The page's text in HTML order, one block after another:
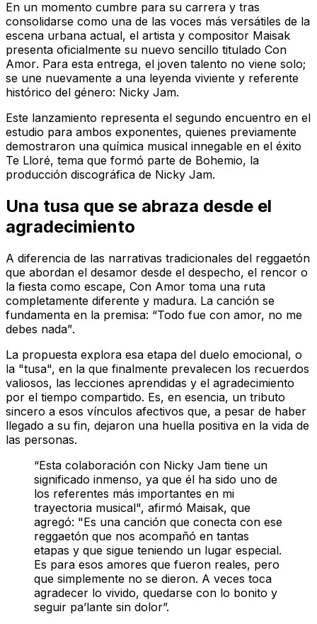
En un momento cumbre para su carrera y tras
consolidarse como una de las voces más versátiles de la
escena urbana actual, el artista y compositor Maisak
presenta oficialmente su nuevo sencillo titulado Con
Amor. Para esta entrega, el joven talento no viene solo;
se une nuevamente a una leyenda viviente y referente
histórico del género: Nicky Jam.
Este lanzamiento representa el segundo encuentro en el
estudio para ambos exponentes, quienes previamente
demostraron una química musical innegable en el éxito
Te Lloré, tema que formó parte de Bohemio, la
producción discográfica de Nicky Jam.
Una tusa que se abraza desde el
agradecimiento
A diferencia de las narrativas tradicionales del reggaetón
que abordan el desamor desde el despecho, el rencor o
la fiesta como escape, Con Amor toma una ruta
completamente diferente y madura. La canción se
fundamenta en la premisa: “Todo fue con amor, no me
debes nada”.
La propuesta explora esa etapa del duelo emocional, o
la "tusa", en la que finalmente prevalecen los recuerdos
valiosos, las lecciones aprendidas y el agradecimiento
por el tiempo compartido. Es, en esencia, un tributo
sincero a esos vínculos afectivos que, a pesar de haber
llegado a su fin, dejaron una huella positiva en la vida de
las personas.
“Esta colaboración con Nicky Jam tiene un
significado inmenso, ya que él ha sido uno de
los referentes más importantes en mi
trayectoria musical", afirmó Maisak, que
agregó: "Es una canción que conecta con ese
reggaetón que nos acompañó en tantas
etapas y que sigue teniendo un lugar especial.
Es para esos amores que fueron reales, pero
que simplemente no se dieron. A veces toca
agradecer lo vivido, quedarse con lo bonito y
seguir pa’lante sin dolor”.